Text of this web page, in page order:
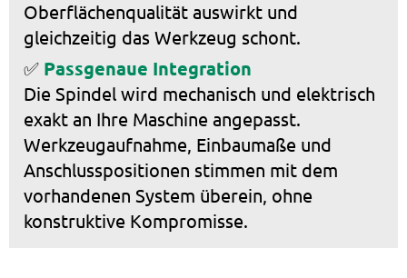
Oberflächenqualität auswirkt und
gleichzeitig das Werkzeug schont.
✅ Passgenaue Integration
Die Spindel wird mechanisch und elektrisch
exakt an Ihre Maschine angepasst.
Werkzeugaufnahme, Einbaumaße und
Anschlusspositionen stimmen mit dem
vorhandenen System überein, ohne
konstruktive Kompromisse.